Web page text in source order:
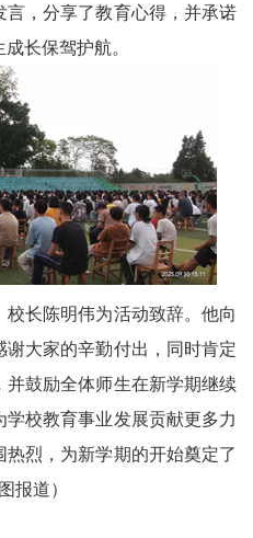
，分享了教育心得，并承诺
长保驾护航。
长陈明伟为活动致辞。他向
大家的辛勤付出，同时肯定
鼓励全体师生在新学期继续
校教育事业发展贡献更多力
烈，为新学期的开始奠定了
报道）